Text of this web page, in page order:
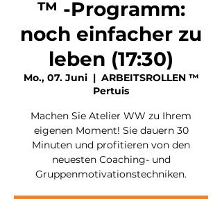
™ -Programm:
noch einfacher zu
leben (17:30)
Mo., 07. Juni
  |
ARBEITSROLLEN ™
Pertuis
Machen Sie Atelier WW zu Ihrem
eigenen Moment! Sie dauern 30
Minuten und profitieren von den
neuesten Coaching- und
Gruppenmotivationstechniken.